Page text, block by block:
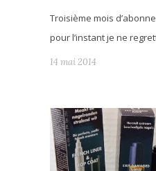
Troisième mois
pour l’instant je ne
14 mai 2014